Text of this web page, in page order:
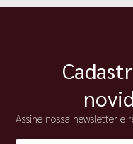
Assine nossa newsletter e